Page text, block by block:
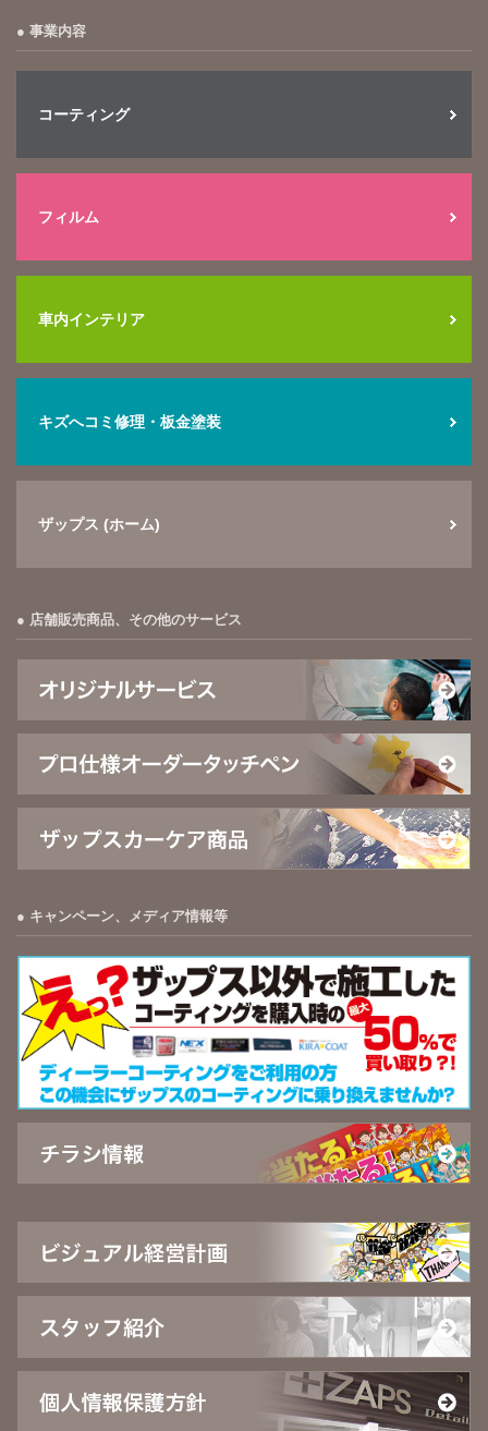
事業内容
コーティング
フィルム
車内インテリア
キズへコミ修理・板金塗装
ザップス (ホーム)
店舗販売商品、その他のサービス
キャンペーン、メディア情報等